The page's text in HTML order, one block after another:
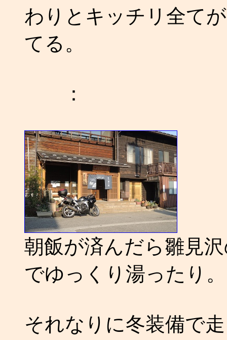
わりとキッチリ全て
てる。
：
朝飯が済んだら雛見
でゆっくり湯ったり。
それなりに冬装備で